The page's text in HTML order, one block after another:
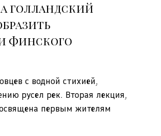
голландский
Финского
с водной стихией,
русел рек. Вторая лекция,
первым жителям